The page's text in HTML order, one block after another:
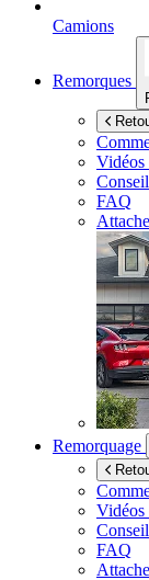
Camions
Remorques
Vidéos
FAQ
Remorquage
Vidéos
FAQ